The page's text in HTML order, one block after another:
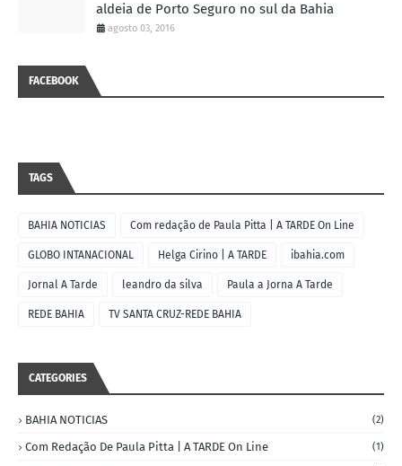
aldeia de Porto Seguro no sul da Bahia
agosto 03, 2016
FACEBOOK
TAGS
BAHIA NOTICIAS Com redação de Paula Pitta | A TARDE On Line
GLOBO INTANACIONAL Helga Cirino | A TARDE ibahia.com
Jornal A Tarde leandro da silva Paula a Jorna A Tarde
REDE BAHIA TV SANTA CRUZ-REDE BAHIA
CATEGORIES
BAHIA NOTICIAS (2)
Com Redação De Paula Pitta | A TARDE On Line (1)